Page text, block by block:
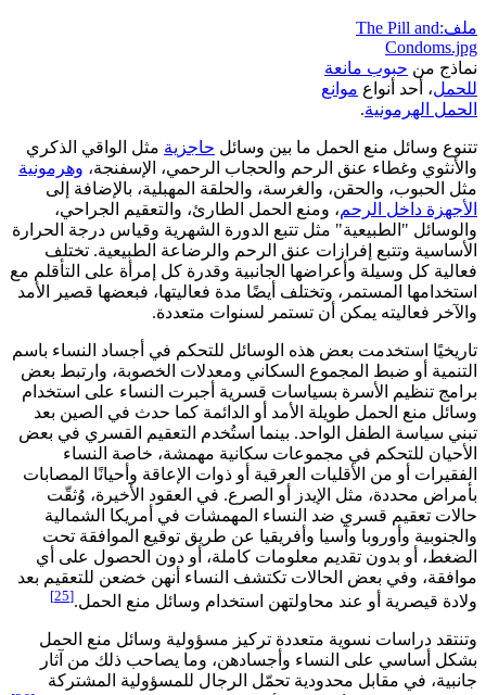
ملف:The Pill and
Condoms.jpg
نماذج من حبوب مانعة
للحمل، أحد أنواع موانع
الحمل الهرمونية.
تتنوع وسائل منع الحمل ما بين وسائل حاجزية مثل الواقي الذكري
والأنثوي وغطاء عنق الرحم والحجاب الرحمي، الإسفنجة، وهرمونية
مثل الحبوب، والحقن، والغرسة، والحلقة المهبلية، بالإضافة إلى
الأجهزة داخل الرحم، ومنع الحمل الطارئ، والتعقيم الجراحي،
والوسائل "الطبيعية" مثل تتبع الدورة الشهرية وقياس درجة الحرارة
الأساسية وتتبع إفرازات عنق الرحم والرضاعة الطبيعية. تختلف
فعالية كل وسيلة وأعراضها الجانبية وقدرة كل إمرأة على التأقلم مع
استخدامها المستمر، وتختلف أيضًا مدة فعاليتها، فبعضها قصير الأمد
والآخر فعاليته يمكن أن تستمر لسنوات متعددة.
تاريخيًا استخدمت بعض هذه الوسائل للتحكم في أجساد النساء باسم
التنمية أو ضبط المجموع السكاني ومعدلات الخصوبة، وارتبط بعض
برامج تنظيم الأسرة بسياسات قسرية أجبرت النساء على استخدام
وسائل منع الحمل طويلة الأمد أو الدائمة كما حدث في الصين بعد
تبني سياسة الطفل الواحد. بينما استُخدم التعقيم القسري في بعض
الأحيان للتحكم في مجموعات سكانية مهمشة، خاصة النساء
الفقيرات أو من الأقليات العرقية أو ذوات الإعاقة وأحيانًا المصابات
بأمراض محددة، مثل الإيدز أو الصرع. في العقود الأخيرة، وُثقّت
حالات تعقيم قسري ضد النساء المهمشات في أمريكا الشمالية
والجنوبية وأوروبا وآسيا وأفريقيا عن طريق توقيع الموافقة تحت
الضغط، أو بدون تقديم معلومات كاملة، أو دون الحصول على أي
موافقة، وفي بعض الحالات تكتشف النساء أنهن خضعن للتعقيم بعد
ولادة قيصرية أو عند محاولتهن استخدام وسائل منع الحمل.[25]
وتنتقد دراسات نسوية متعددة تركيز مسؤولية وسائل منع الحمل
بشكل أساسي على النساء وأجسادهن، وما يصاحب ذلك من آثار
جانبية، في مقابل محدودية تحمّل الرجال للمسؤولية المشتركة